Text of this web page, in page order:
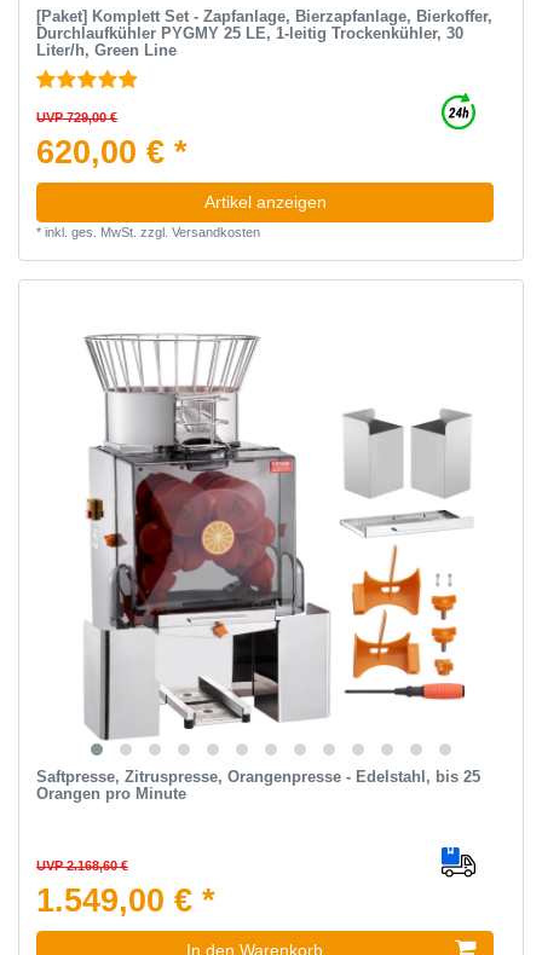
[Paket] Komplett Set - Zapfanlage, Bierzapfanlage, Bierkoffer,
Durchlaufkühler PYGMY 25 LE, 1-leitig Trockenkühler, 30
Liter/h, Green Line
UVP 729,00 €
620,00 € *
Artikel anzeigen
* inkl. ges. MwSt. zzgl. Versandkosten
Saftpresse, Zitruspresse, Orangenpresse - Edelstahl, bis 25
Orangen pro Minute
UVP 2.168,60 €
1.549,00 € *
In den Warenkorb